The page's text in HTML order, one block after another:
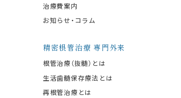
治療費案内
お知らせ・コラム
精密根管治療 専門外来
根管治療（抜髄）とは
生活歯髄保存療法とは
再根管治療とは